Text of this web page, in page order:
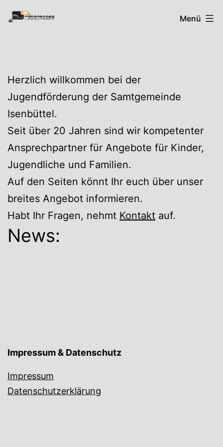
Zum
Inhalt
RabenspassMenü
Herzlich willkommen bei der
Jugendförderung der Samtgemeinde
Isenbüttel.
Seit über 20 Jahren sind wir kompetenter
Ansprechpartner für Angebote für Kinder,
Jugendliche und Familien.
Auf den Seiten könnt Ihr euch über unser
breites Angebot informieren.
Habt Ihr Fragen, nehmt Kontakt auf.
News:
Impressum & Datenschutz
Impressum
Datenschutzerklärung